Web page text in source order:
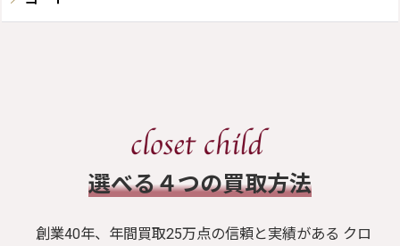
​選べる４つの買取方法
創業40年、年間買取25万点の信頼と実績がある クロ